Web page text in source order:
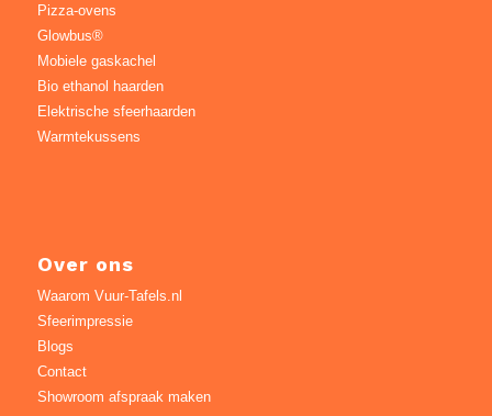
Pizza-ovens
Glowbus®
Mobiele gaskachel
Bio ethanol haarden
Elektrische sfeerhaarden
Warmtekussens
Over ons
Waarom Vuur-Tafels.nl
Sfeerimpressie
Blogs
Contact
Showroom afspraak maken